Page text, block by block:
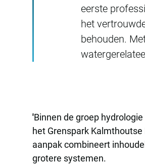
eerste
het
behouden.
'Binnen de groep
het Grenspark
aanpak combineert
grotere systemen.